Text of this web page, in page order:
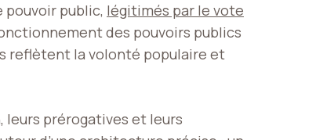
pouvoir public, légitimés par le vote
des pouvoirs publics
reflètent la volonté populaire et
prérogatives et leurs